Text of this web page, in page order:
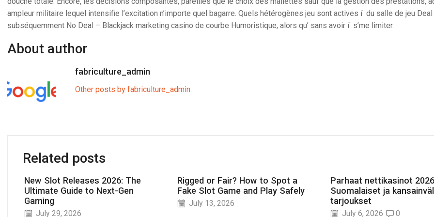
ampleur militaire lequel intensifie l’excitation n’importe quel bagarre. Quels hétérogènes jeu sont actives í du salle de jeu Deal
subséquemment No Deal – Blackjack marketing casino de courbe Humoristique, alors qu’ sans avoir í s’me limiter.
About author
fabriculture_admin
Other posts by fabriculture_admin
Related posts
New Slot Releases 2026: The
Ultimate Guide to Next-Gen
Gaming
July 29, 2026
Rigged or Fair? How to Spot a
Fake Slot Game and Play Safely
July 13, 2026
Parhaat nettikasinot
Suomalaiset ja
tarjoukset
July 6, 2026 0